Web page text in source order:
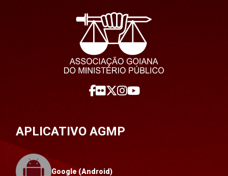
APLICATIVO AGMP
Google (Android)